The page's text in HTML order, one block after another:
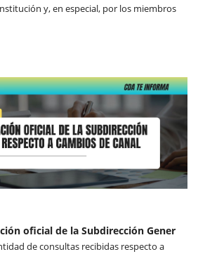
y, en especial, por los miembros
oficial de la Subdirección Gener
de consultas recibidas respecto a